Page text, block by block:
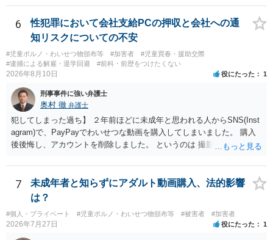
画の尺は10分ほど、服を着たままで胸を触って欲しい、などの要望を
して、要求された金額(1000円程度)の電子マネーを送信してしまいま
した。 そこから、撮影するまで暇なので顔の雰囲気の写真を交換して
言ったやり取りをしていました。 というやりとりは、青少年条例違反
（わいせつ行為）の疑いがあります。18歳未満と知らなくても処罰可
6
性犯罪において会社支給PCの押収と会社への通
知リスクについての不安
#児童ポルノ・わいせつ物頒布等 #加害者
#児童買春・援助交際
#逮捕による解雇・退学回避
#前科・前歴をつけたくない
2026年8月10日 役にたった 1
刑事事件に強い弁護士
奥村 徹 弁護士
犯してしまった過ち】 ２年前ほどに未成年と思われる人からSNS(Inst
agram)で、PayPayでわいせつな動画を購入してしまいました。 購入
後後悔し、アカウントを削除しました。 というのは 撮影済みなら児童
罪・性的姿態撮影罪 16歳未満だと、不同意わいせつ罪（176条3項）
等が検討されます。 罪名によって、会社PCの押収の可能性も変わって
くるでしょう。 一般論としては、 所持罪だけであれば、 弁護士に相
談した上で、実際に使った端末を持って、警察相談に出向いておけば
会社PCまでは押収されないと思います。 不同意わいせつ罪（176条3
項）になると、 自首したとしても、自宅等の捜索差押等が行われる可
7
未成年者と知らずにアダルト動画購入、法的影響
は？
#個人・プライベート #児童ポルノ・わいせつ物頒布等 #被害者 #加害者
2026年7月27日 役にたった 1